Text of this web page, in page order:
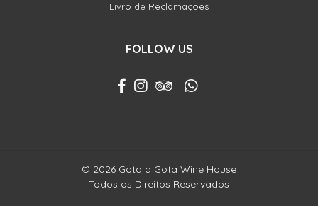
Livro de Reclamações
FOLLOW US
© 2026 Gota a Gota Wine House
Todos os Direitos Reservados